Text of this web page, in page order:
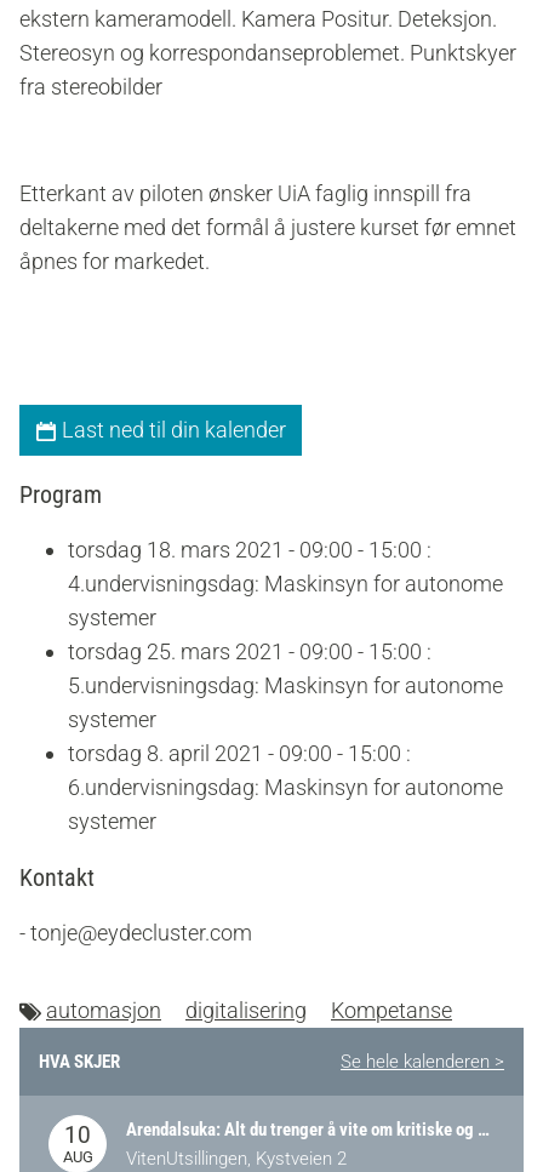
ekstern kameramodell. Kamera Positur. Deteksjon.
Stereosyn og korrespondanseproblemet. Punktskyer
fra stereobilder
Etterkant av piloten ønsker UiA faglig innspill fra
deltakerne med det formål å justere kurset før emnet
åpnes for markedet.
Last ned til din kalender
Program
torsdag 18. mars 2021 - 09:00 - 15:00 :
4.undervisningsdag: Maskinsyn for autonome
systemer
torsdag 25. mars 2021 - 09:00 - 15:00 :
5.undervisningsdag: Maskinsyn for autonome
systemer
torsdag 8. april 2021 - 09:00 - 15:00 :
6.undervisningsdag: Maskinsyn for autonome
systemer
Kontakt
- tonje@eydecluster.com
automasjon digitalisering Kompetanse
HVA SKJER Se hele kalenderen >
10
AUG
Arendalsuka: Alt du trenger å vite om kritiske og strategiske verdikjeder i Norge
VitenUtsillingen, Kystveien 2